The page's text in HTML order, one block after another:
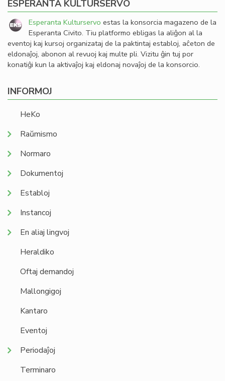
ESPERANTA KULTURSERVO
Esperanta Kulturservo estas la konsorcia magazeno de la
Esperanta Civito. Tiu platformo ebligas la aliĝon al la
eventoj kaj kursoj organizataj de la paktintaj establoj, aĉeton de
eldonaĵoj, abonon al revuoj kaj multe pli. Vizitu ĝin tuj por
konatiĝi kun la aktivaĵoj kaj eldonaj novaĵoj de la konsorcio.
INFORMOJ
HeKo
Raŭmismo
Normaro
Dokumentoj
Establoj
Instancoj
En aliaj lingvoj
Heraldiko
Oftaj demandoj
Mallongigoj
Kantaro
Eventoj
Periodaĵoj
Terminaro